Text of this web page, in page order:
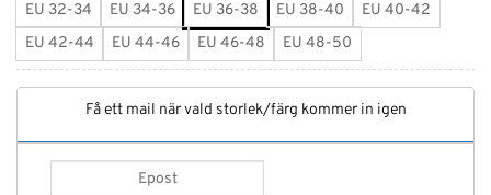
EU 32-34 EU 34-36 EU 36-38 EU 38-40
EU 40-42
EU 42-44
EU 44-46 EU 46-48 EU 48-50
Få ett mail när vald storlek/färg kommer in igen